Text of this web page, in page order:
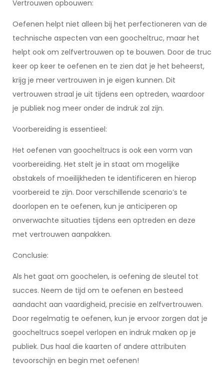
Vertrouwen opbouwen:
Oefenen helpt niet alleen bij het perfectioneren van de
technische aspecten van een goocheltruc, maar het
helpt ook om zelfvertrouwen op te bouwen. Door de truc
keer op keer te oefenen en te zien dat je het beheerst,
krijg je meer vertrouwen in je eigen kunnen. Dit
vertrouwen straal je uit tijdens een optreden, waardoor
je publiek nog meer onder de indruk zal zijn.
Voorbereiding is essentieel:
Het oefenen van goocheltrucs is ook een vorm van
voorbereiding. Het stelt je in staat om mogelijke
obstakels of moeilijkheden te identificeren en hierop
voorbereid te zijn. Door verschillende scenario’s te
doorlopen en te oefenen, kun je anticiperen op
onverwachte situaties tijdens een optreden en deze
met vertrouwen aanpakken.
Conclusie:
Als het gaat om goochelen, is oefening de sleutel tot
succes. Neem de tijd om te oefenen en besteed
aandacht aan vaardigheid, precisie en zelfvertrouwen.
Door regelmatig te oefenen, kun je ervoor zorgen dat je
goocheltrucs soepel verlopen en indruk maken op je
publiek. Dus haal die kaarten of andere attributen
tevoorschijn en begin met oefenen!